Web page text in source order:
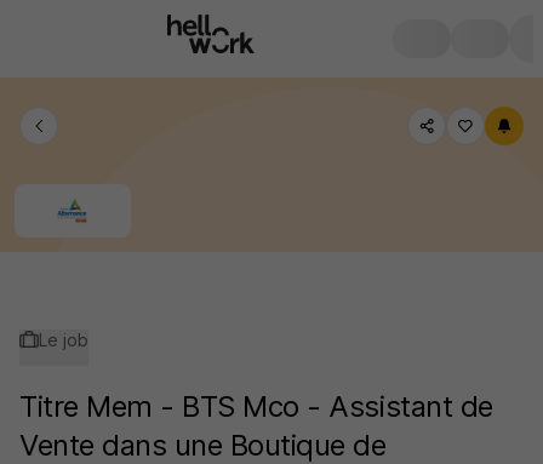
Le job
Titre Mem - BTS Mco - Assistant de
Vente dans une Boutique de